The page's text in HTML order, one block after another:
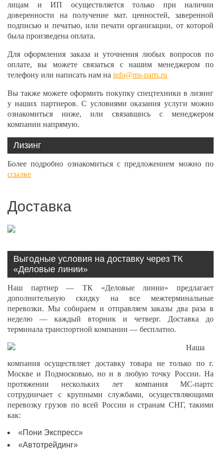
лицам и ИП осуществляется только при наличии
доверенности на получение мат. ценностей, заверенной
подписью и печатью, или печати организации, от которой
была произведена оплата.
Для оформления заказа и уточнения любых вопросов по
оплате, вы можете связаться с нашим менеджером по
телефону или написать нам на info@ms-parts.ru
Вы также можете оформить покупку спецтехники в лизинг
у наших партнеров. С условиями оказания услуги можно
ознакомиться ниже, или связавшись с менеджером
компании напрямую.
Лизинг
Более подробно ознакомиться с предложением можно по
ссылке
Доставка
Выгодные условия на доставку через ТК
«Деловые линии»
Наш партнер — ТК «Деловые линии» предлагает
дополнительную скидку на все межтерминальные
перевозки. Мы собираем и отправляем заказы два раза в
неделю — каждый вторник и четверг. Доставка до
терминала транспортной компании — бесплатно.
Наша
компания осуществляет доставку товара не только по г.
Москве и Подмосковью, но и в любую точку России. На
протяжении нескольких лет компания МС-партс
сотрудничает с крупными службами, осуществляющими
перевозку грузов по всей России и странам СНГ, такими
как:
«Пони Экспресс»
«Автотрейдинг»